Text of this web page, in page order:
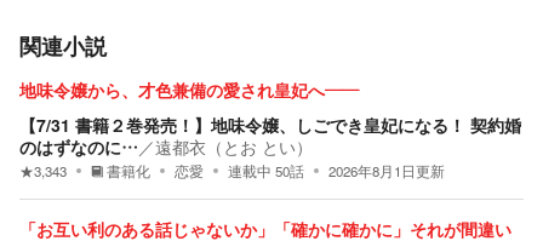
関連小説
地味令嬢から、才色兼備の愛され皇妃へ――
【7/31 書籍２巻発売！】地味令嬢、しごでき皇妃になる！ 契約婚
のはずなのに… ／遠都衣（とお とい）
★3,343 書籍化 恋愛 連載中 50話 2026年8月1日更新
「お互い利のある話じゃないか」「確かに確かに」それが間違い